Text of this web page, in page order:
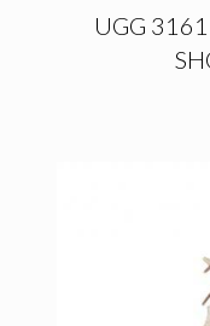
מגפי האגג דגם נוצצים – UGG 3161